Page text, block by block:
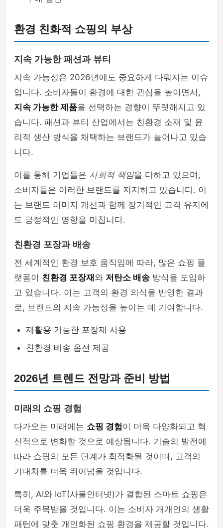
환경 친화적 쇼핑의 부상
지속 가능한 패션과 뷰티
지속 가능성은 2026년에도 중요하게 다뤄지는 이슈
입니다. 소비자들이 환경에 대한 관심을 높이면서,
지속 가능한 제품을 선택하는 경향이 뚜렷해지고 있
습니다. 패션과 뷰티 산업에서는 친환경 소재 및 윤
리적 생산 방식을 채택하는 브랜드가 늘어나고 있습
니다.
이를 통해 기업들은 사회적 책임을 다하고 있으며,
소비자들은 이러한 브랜드를 지지하고 있습니다. 이
는 브랜드 이미지 개선과 함께 장기적인 고객 유지에
도 긍정적인 영향을 미칩니다.
친환경 포장과 배송
전 세계적인 환경 보호 움직임에 따라, 많은 쇼핑 플
랫폼이 친환경 포장재 와 저탄소 배송 방식을 도입하
고 있습니다. 이는 고객의 환경 의식을 반영한 결과
로, 브랜드의 지속 가능성을 높이는 데 기여합니다.
재활용 가능한 포장재 사용
친환경 배송 옵션 제공
2026년 트렌드 전망과 준비 방법
미래의 쇼핑 경험
다가오는 미래에는 쇼핑 경험이 더욱 다양화되고 혁
신적으로 변화할 것으로 예상됩니다. 기술의 발전에
따라 쇼핑의 모든 단계가 최적화될 것이며, 고객의
기대치를 더욱 뛰어넘을 것입니다.
특히, AI와 IoT(사물인터넷)가 결합된 스마트 쇼핑은
더욱 주목받을 것입니다. 이는 소비자 개개인의 생활
패턴에 맞춘 개인화된 쇼핑 환경을 제공할 것입니다.